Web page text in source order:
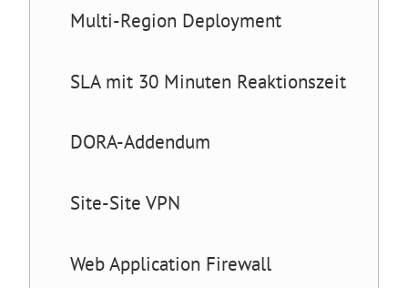
Multi-Region Deployment
SLA mit 30 Minuten Reaktionszeit
DORA-Addendum
Site-Site VPN
Web Application Firewall